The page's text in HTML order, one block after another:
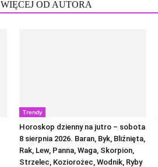
WIĘCEJ OD AUTORA
Trendy
Horoskop dzienny na jutro – sobota
8 sierpnia 2026. Baran, Byk, Bliźnięta,
Rak, Lew, Panna, Waga, Skorpion,
Strzelec, Koziorożec, Wodnik, Ryby